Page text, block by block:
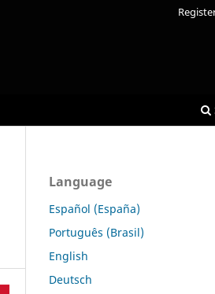
Language
Español (España)
Português (Brasil)
English
Deutsch